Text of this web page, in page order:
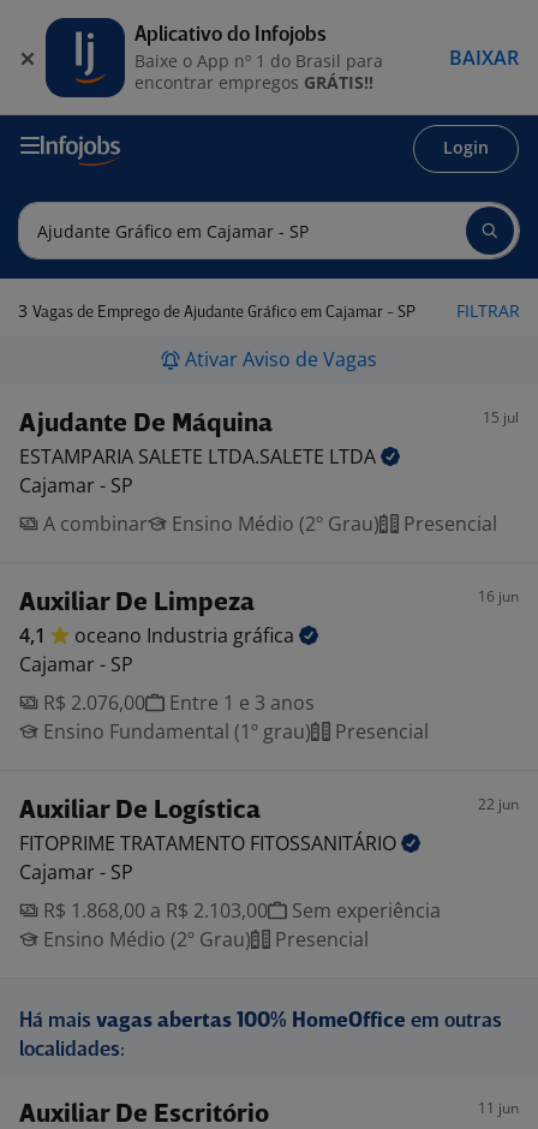
Login
3 Vagas de Emprego de Ajudante Gráfico em Cajamar - SP FILTRAR
Ativar Aviso de Vagas
Ajudante De Máquina 15 jul
ESTAMPARIA SALETE LTDA.SALETE LTDA
Cajamar - SP
A combinar
Ensino Médio (2º Grau) Presencial
Auxiliar De Limpeza 16 jun
4,1 oceano Industria gráfica
Cajamar - SP
R$ 2.076,00
Entre 1 e 3 anos
Ensino Fundamental (1º grau)
Presencial
Auxiliar De Logística 22 jun
FITOPRIME TRATAMENTO FITOSSANITÁRIO
Cajamar - SP
R$ 1.868,00 a R$ 2.103,00
Sem experiência
Ensino Médio (2º Grau)
Presencial
Há mais vagas abertas 100% HomeOffice em outras
localidades:
Auxiliar De Escritório 11 jun
Aplicativo do Infojobs
Baixe o App nº 1 do Brasil para
encontrar empregos GRÁTIS!!
BAIXAR